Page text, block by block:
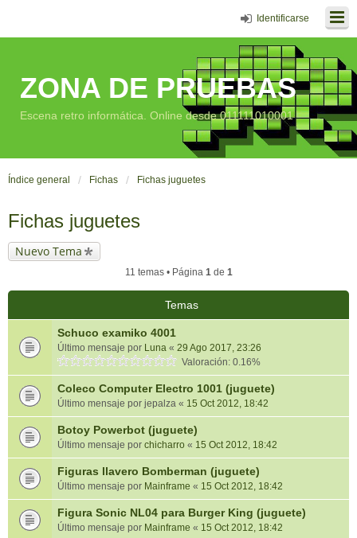
Identificarse
ZONA DE PRUEBAS
Escena retro informática. Online desde 011111010001
Índice general Fichas Fichas juguetes
Fichas juguetes
Nuevo Tema
11 temas • Página 1de 1
Temas
Schuco examiko 4001
Último mensaje por Luna « 29 Ago 2017, 23:26
Valoración: 0.16%
Coleco Computer Electro 1001 (juguete)
Último mensaje por jepalza « 15 Oct 2012, 18:42
Botoy Powerbot (juguete)
Último mensaje por chicharro « 15 Oct 2012, 18:42
Figuras llavero Bomberman (juguete)
Último mensaje por Mainframe « 15 Oct 2012, 18:42
Figura Sonic NL04 para Burger King (juguete)
Último mensaje por Mainframe « 15 Oct 2012, 18:42